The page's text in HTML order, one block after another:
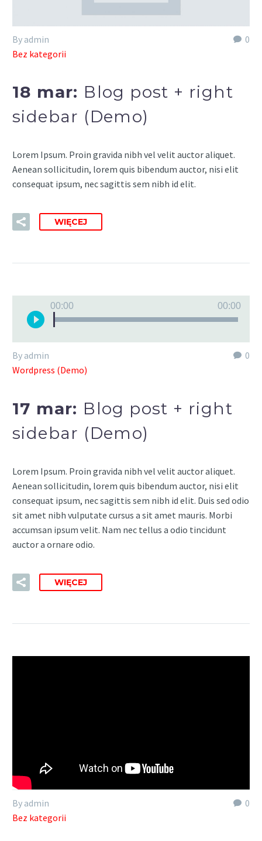
0
By admin
Bez kategorii
18 mar: Blog post + right
sidebar (Demo)
Lorem Ipsum. Proin gravida nibh vel velit auctor aliquet.
Aenean sollicitudin, lorem quis bibendum auctor, nisi elit
consequat ipsum, nec sagittis sem nibh id elit.
WIĘCEJ
plików
00:00 00:00
0
By admin
Wordpress (Demo)
17 mar: Blog post + right
sidebar (Demo)
Lorem Ipsum. Proin gravida nibh vel velit auctor aliquet.
Aenean sollicitudin, lorem quis bibendum auctor, nisi elit
consequat ipsum, nec sagittis sem nibh id elit. Duis sed odio
sit amet nibh vulputate cursus a sit amet mauris. Morbi
accumsan ipsum velit. Nam nec tellus a odio tincidunt
auctor a ornare odio.
WIĘCEJ
0
By admin
Bez kategorii